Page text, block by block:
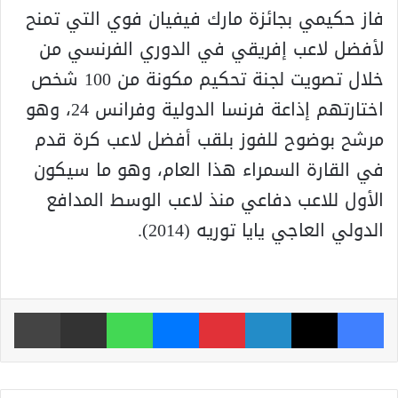
فاز حكيمي بجائزة مارك فيفيان فوي التي تمنح
لأفضل لاعب إفريقي في الدوري الفرنسي من
خلال تصويت لجنة تحكيم مكونة من 100 شخص
اختارتهم إذاعة فرنسا الدولية وفرانس 24، وهو
مرشح بوضوح للفوز بلقب أفضل لاعب كرة قدم
في القارة السمراء هذا العام، وهو ما سيكون
الأول للاعب دفاعي منذ لاعب الوسط المدافع
الدولي العاجي يايا توريه (2014).
فيسبوك ‫X لينكدإن بينتيريست ماسنجر واتساب مشاركة عبر البريد